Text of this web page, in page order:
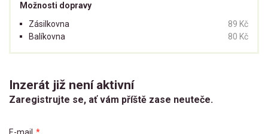
Možnosti dopravy
Zásilkovna
89 Kč
Balíkovna
80 Kč
Inzerát již není aktivní
Zaregistrujte se, ať vám příště zase neuteče.